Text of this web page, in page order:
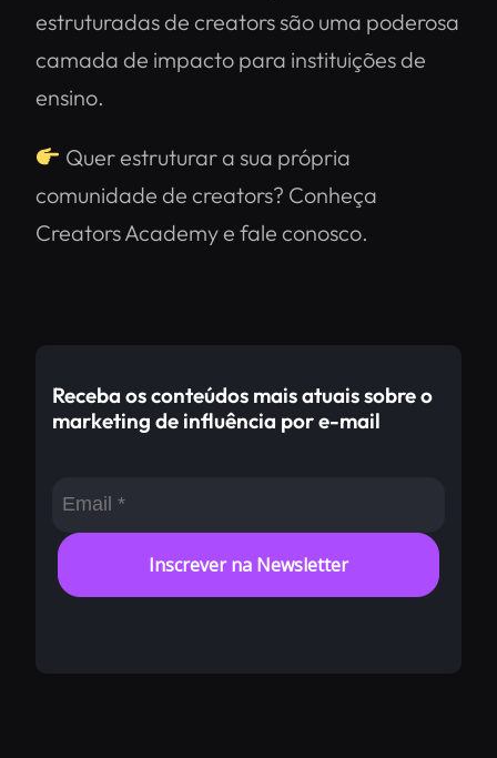
estruturadas de creators são uma poderosa
camada de impacto para instituições de
ensino.
Quer estruturar a sua própria
comunidade de creators? Conheça
Creators Academy e fale conosco.
Receba os conteúdos mais atuais sobre o
marketing de influência por e-mail
Inscrever na Newsletter